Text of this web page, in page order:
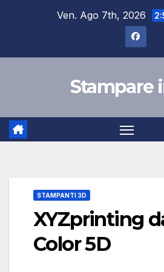
Ven. Ago 7th, 2026
Stampare
STAMPANTI 3D
XYZprinting
Color 5D